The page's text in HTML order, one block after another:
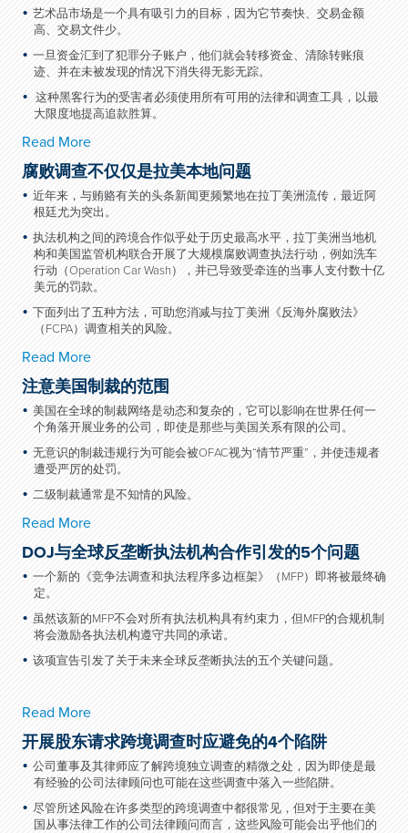
艺术品市场是一个具有吸引力的目标，因为它节奏快、交易金额
高、交易文件少。
一旦资金汇到了犯罪分子账户，他们就会转移资金、清除转账痕
迹、并在未被发现的情况下消失得无影无踪。
这种黑客行为的受害者必须使用所有可用的法律和调查工具，以最
大限度地提高追款胜算。
Read More
腐败调查不仅仅是拉美本地问题
近年来，与贿赂有关的头条新闻更频繁地在拉丁美洲流传，最近阿
根廷尤为突出。
执法机构之间的跨境合作似乎处于历史最高水平，拉丁美洲当地机
构和美国监管机构联合开展了大规模腐败调查执法行动，例如洗车
行动（Operation Car Wash），并已导致受牵连的当事人支付数十亿
美元的罚款。
下面列出了五种方法，可助您消减与拉丁美洲《反海外腐败法》
（FCPA）调查相关的风险。
Read More
注意美国制裁的范围
美国在全球的制裁网络是动态和复杂的，它可以影响在世界任何一
个角落开展业务的公司，即使是那些与美国关系有限的公司。
无意识的制裁违规行为可能会被OFAC视为“情节严重”，并使违规者
遭受严厉的处罚。
二级制裁通常是不知情的风险。
Read More
DOJ与全球反垄断执法机构合作引发的5个问题
一个新的《竞争法调查和执法程序多边框架》（MFP）即将被最终确
定。
虽然该新的MFP不会对所有执法机构具有约束力，但MFP的合规机制
将会激励各执法机构遵守共同的承诺。
该项宣告引发了关于未来全球反垄断执法的五个关键问题。
Read More
开展股东请求跨境调查时应避免的4个陷阱
公司董事及其律师应了解跨境独立调查的精微之处，因为即使是最
有经验的公司法律顾问也可能在这些调查中落入一些陷阱。
尽管所述风险在许多类型的跨境调查中都很常见，但对于主要在美
国从事法律工作的公司法律顾问而言，这些风险可能会出乎他们的